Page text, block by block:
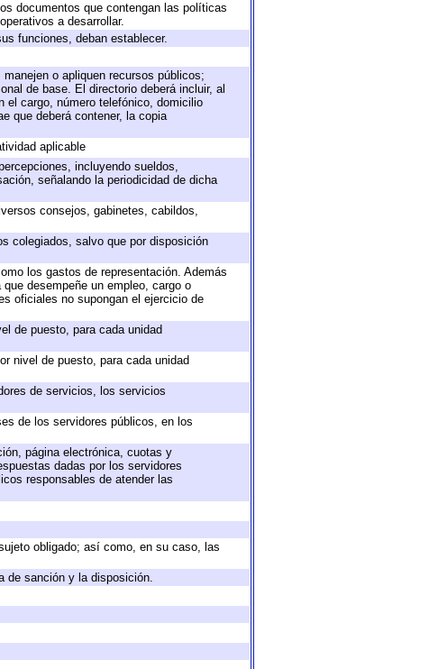
documentos que contengan las políticas
a desarrollar.
funciones, deban establecer.
o apliquen recursos públicos;
de base. El directorio deberá incluir, al
el cargo, número telefónico, domicilio
que deberá contener, la copia
aplicable
incluyendo sueldos,
señalando la periodicidad de dicha
consejos, gabinetes, cabildos,
colegiados, salvo que por disposición
los gastos de representación. Además
desempeñe un empleo, cargo o
oficiales no supongan el ejercicio de
de puesto, para cada unidad
nivel de puesto, para cada unidad
de servicios, los servicios
de los servidores públicos, en los
página electrónica, cuotas y
dadas por los servidores
responsables de atender las
obligado; así como, en su caso, las
de sanción y la disposición.